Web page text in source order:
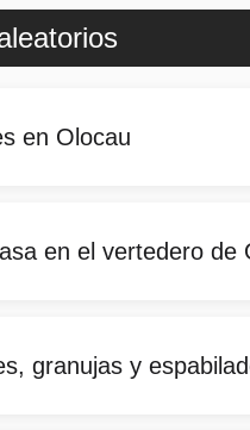
en Olocau
en el vertedero de
granujas y